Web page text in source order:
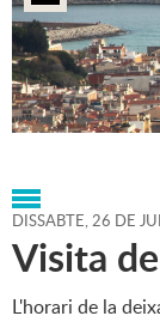
Portada >
2014
DISSABTE,26 DE
Visita
L'horari de la